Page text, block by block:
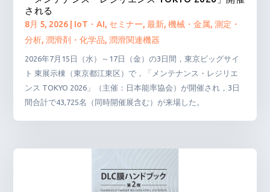
される
8月 5, 2026 IoT・AI, セミナー,最新,機械・金属,測定・
分析,潤滑剤・化学品,潤滑関連機器
2026年7月15日（水）～17日（金）の3日間，東京ビッグサイ
ト 東展示棟（東京都江東区）で，「メンテナンス・レジリエ
ンス TOKYO 2026」（主催：日本能率協会）が開催され，3日
間合計で43,725名（同時開催展含む）が来場した。